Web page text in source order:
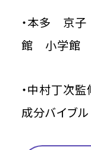
・本多 京子
館 小学館
・中村丁次
成分バイブ